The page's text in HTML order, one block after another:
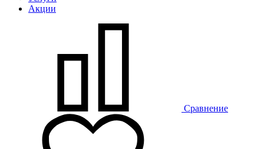
Акции
Сравнение